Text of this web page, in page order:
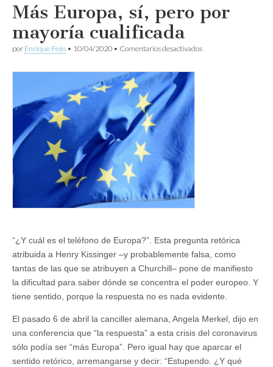
Más Europa, sí, pero por
mayoría cualificada
por Enrique Feás • 10/04/2020 • Comentarios desactivadosen
“¿Y cuál es el teléfono de Europa?”. Esta pregunta retórica
atribuida a Henry Kissinger –y probablemente falsa, como
tantas de las que se atribuyen a Churchill– pone de manifiesto
la dificultad para saber dónde se concentra el poder europeo. Y
tiene sentido, porque la respuesta no es nada evidente.
El pasado 6 de abril la canciller alemana, Angela Merkel, dijo en
una conferencia que “la respuesta” a esta crisis del coronavirus
sólo podía ser “más Europa”. Pero igual hay que aparcar el
sentido retórico, arremangarse y decir: “Estupendo. ¿Y qué